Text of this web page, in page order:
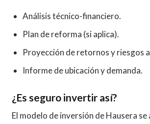
Análisis técnico-financiero.
Plan de reforma (si aplica).
Proyección de retornos y riesgos
Informe de ubicación y demanda.
¿Es seguro invertir así?
El modelo de inversión de Hausera se